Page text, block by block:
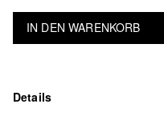
IN DEN WARENKORB
Details